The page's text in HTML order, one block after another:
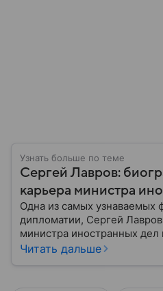
Узнать больше по теме
Сергей Лавров:
карьера министра
Одна из самых узнаваемых
дипломатии, Сергей
министра иностранных
лет. Его деятельность
Читать дальше